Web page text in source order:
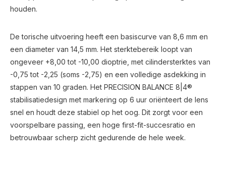
houden.
De torische uitvoering heeft een basiscurve van 8,6 mm en
een diameter van 14,5 mm. Het sterktebereik loopt van
ongeveer +8,00 tot -10,00 dioptrie, met cilindersterktes van
-0,75 tot -2,25 (soms -2,75) en een volledige asdekking in
stappen van 10 graden. Het PRECISION BALANCE 8|4®
stabilisatiedesign met markering op 6 uur oriënteert de lens
snel en houdt deze stabiel op het oog. Dit zorgt voor een
voorspelbare passing, een hoge first-fit-succesratio en
betrouwbaar scherp zicht gedurende de hele week.